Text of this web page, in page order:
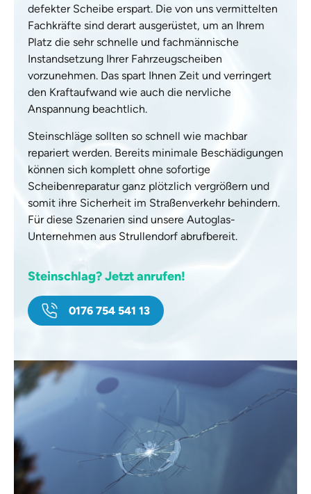
defekter Scheibe erspart. Die von uns vermittelten
Fachkräfte sind derart ausgerüstet, um an Ihrem
Platz die sehr schnelle und fachmännische
Instandsetzung Ihrer Fahrzeugscheiben
vorzunehmen. Das spart Ihnen Zeit und verringert
den Kraftaufwand wie auch die nervliche
Anspannung beachtlich.
Steinschläge sollten so schnell wie machbar
repariert werden. Bereits minimale Beschädigungen
können sich komplett ohne sofortige
Scheibenreparatur ganz plötzlich vergrößern und
somit ihre Sicherheit im Straßenverkehr behindern.
Für diese Szenarien sind unsere Autoglas-
Unternehmen aus Strullendorf abrufbereit.
Steinschlag? Jetzt anrufen!
0176 754 541 13